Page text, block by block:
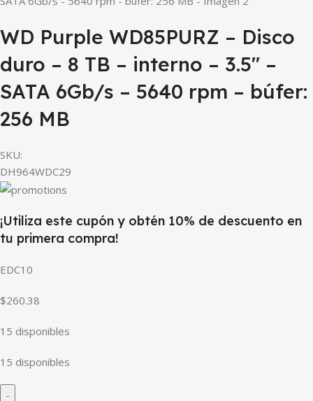
WD Purple WD85PURZ – Disco
duro – 8 TB – interno – 3.5″ –
SATA 6Gb/s – 5640 rpm – búfer:
256 MB
SKU:
DH964WDC29
¡Utiliza este cupón y obtén 10% de descuento en
tu primera compra!
EDC10
$260.38
15 disponibles
15 disponibles